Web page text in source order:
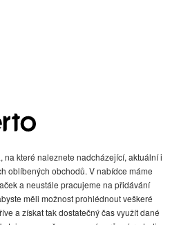
na které naleznete nadcházející, aktuální i
oblíbených obchodů. V nabídce máme
a neustále pracujeme na přidávání
měli možnost prohlédnout veškeré
a získat tak dostatečný čas využít dané